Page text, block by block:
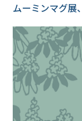
ムーミンマグ展